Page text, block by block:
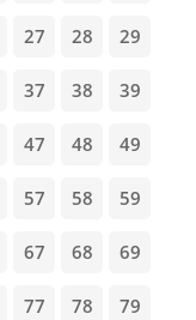
27 28 29
37 38 39
47 48 49
57 58 59
67 68 69
77 78 79